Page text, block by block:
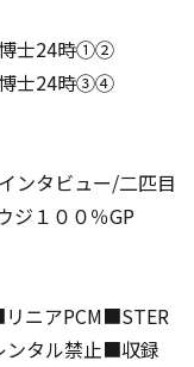
博士24時①②
博士24時③④
ンタビュー/二匹目
ジ１００％GP
ニアPCM■STER
タル禁止■収録